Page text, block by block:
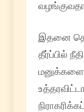
இதனை
தீர்ப்பில்
மனுக்களை